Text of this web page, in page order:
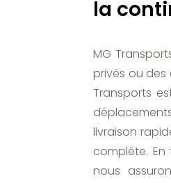
la
MG
privés ou des
Transports
livraison
complète.
nous